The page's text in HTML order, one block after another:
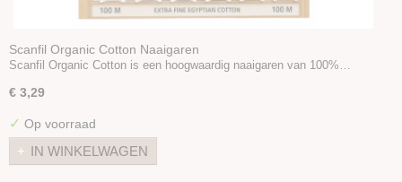
Naturel garen
Merken
Accessoires
Scanfil Organic Cotton Naaigaren
Scanfil Organic Cotton is een hoogwaardig naaigaren van 100%…
€ 3,29
✓ Op voorraad
IN WINKELWAGEN